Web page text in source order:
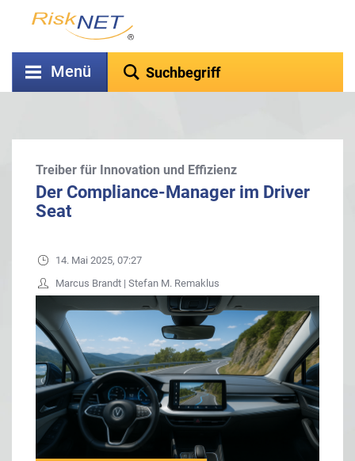
Menü
Treiber für Innovation und Effizienz
Der Compliance-Manager im Driver
Seat
14. Mai 2025, 07:27
Marcus Brandt | Stefan M. Remaklus